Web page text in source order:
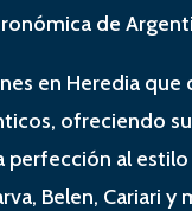
de
en Heredia que
ofreciendo
perfección al
Belen, Cariari y